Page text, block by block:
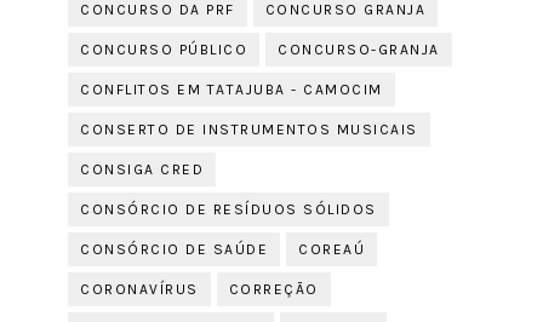
CONCURSO DA PRF CONCURSO GRANJA
CONCURSO PÚBLICO CONCURSO-GRANJA
CONFLITOS EM TATAJUBA - CAMOCIM
CONSERTO DE INSTRUMENTOS MUSICAIS
CONSIGA CRED
CONSÓRCIO DE RESÍDUOS SÓLIDOS
CONSÓRCIO DE SAÚDE COREAÚ
CORONAVÍRUS CORREÇÃO